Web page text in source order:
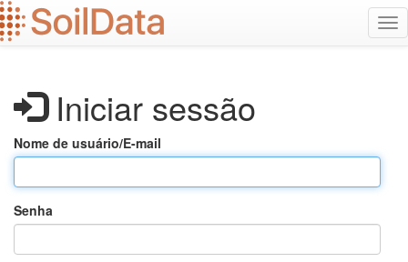
Ir
para
o
Iniciar sessão
Nome de usuário/E-mail
Senha